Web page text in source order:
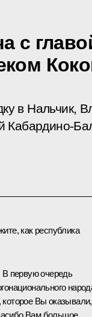
с
в Нальчик,
Кабардино-
как республика
первую очередь
Вы оказывали,
Вам большое